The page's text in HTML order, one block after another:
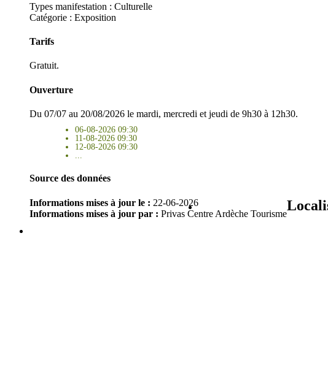
Types manifestation : Culturelle
Catégorie : Exposition
Tarifs
Gratuit.
Ouverture
Du 07/07 au 20/08/2026 le mardi, mercredi et jeudi de 9h30 à 12h30.
06-08-2026 09:30
11-08-2026 09:30
12-08-2026 09:30
Source des données
Informations mises à jour le : 22-06-2026
Informations mises à jour par : Privas Centre Ardèche Tourisme